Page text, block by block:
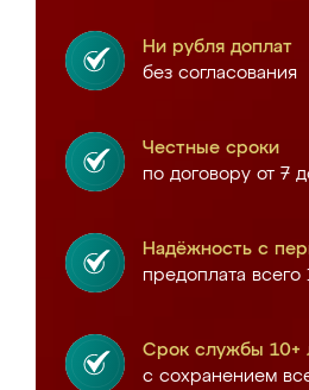
Ни рубля доплат
без согласования
Честные сроки
по договору от 7
Надёжность с
предоплата всего
Срок службы 10+
с сохранением